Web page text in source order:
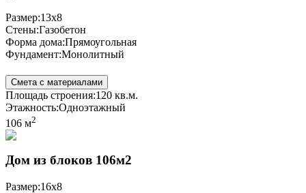
Размер:13x8
Стены:Газобетон
Форма дома:Прямоугольная
Фундамент:Монолитный
Смета с материалами
Площадь строения:120 кв.м.
Этажность:Одноэтажный
106 м2
Дом из блоков 106м2
Размер:16x8